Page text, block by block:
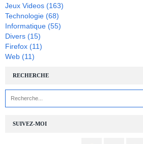
SUIVEZ-MOI
RECHERCHE
Jeux Videos (163)
Technologie (68)
Informatique (55)
Divers (15)
Firefox (11)
Web (11)